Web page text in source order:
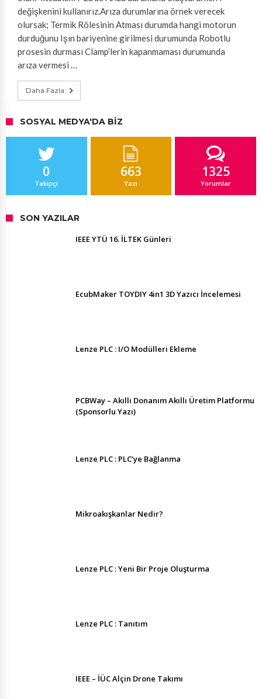
değişkenini kullanırız.Arıza durumlarına örnek verecek
olursak; Termik Rölesinin Atması durumda hangi motorun
durduğunu Işın bariyenine girilmesi durumunda Robotlu
prosesin durması Clamp’lerin kapanmaması durumunda
arıza vermesi …
Daha Fazla
SOSYAL MEDYA'DA BIZ
0
Takipçi
663
Yazı
1325
Yorumlar
SON YAZILAR
IEEE YTÜ 16. İLTEK Günleri
EcubMaker TOYDIY 4in1 3D Yazıcı İncelemesi
Lenze PLC : I/O Modülleri Ekleme
PCBWay – Akıllı Donanım Akıllı Üretim Platformu
(Sponsorlu Yazı)
Lenze PLC : PLC’ye Bağlanma
Mikroakışkanlar Nedir?
Lenze PLC : Yeni Bir Proje Oluşturma
Lenze PLC : Tanıtım
IEEE – İÜC Alçin Drone Takımı